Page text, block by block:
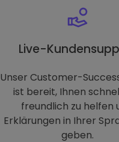
Live-
Unser Customer-
ist bereit, Ihnen
freundlich zu helfen
Erklärungen in Ihrer
geben.